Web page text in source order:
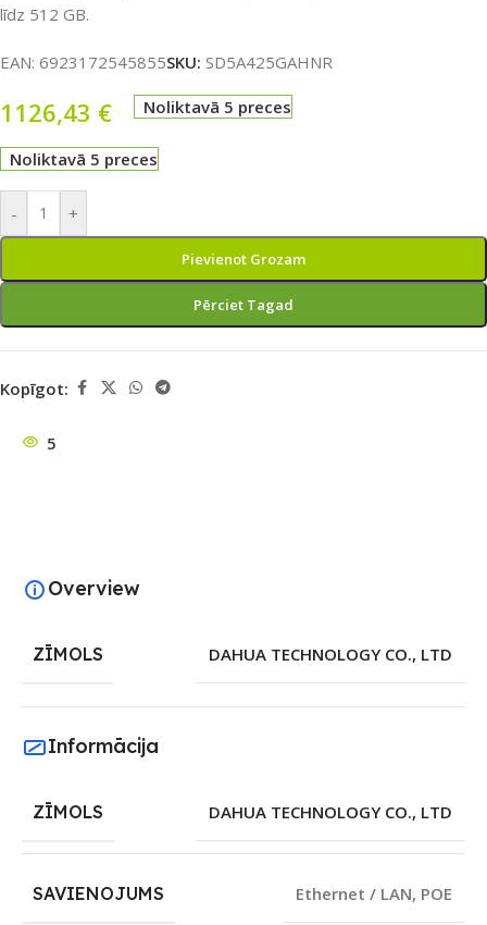
līdz 512 GB.
EAN: 6923172545855SKU: SD5A425GAHNR
1126,43 € Noliktavā 5 preces
Noliktavā 5 preces
- +
Pievienot Grozam
Pērciet Tagad
Kopīgot:
5
Overview
ZĪMOLS DAHUA TECHNOLOGY CO., LTD
Informācija
ZĪMOLS DAHUA TECHNOLOGY CO., LTD
SAVIENOJUMS Ethernet / LAN, POE